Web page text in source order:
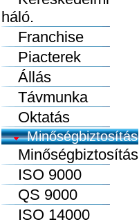
háló.
Franchise
Piacterek
Állás
Távmunka
Oktatás
Minőségbiztosítás
Minőségbiztosítás
ISO 9000
QS 9000
ISO 14000